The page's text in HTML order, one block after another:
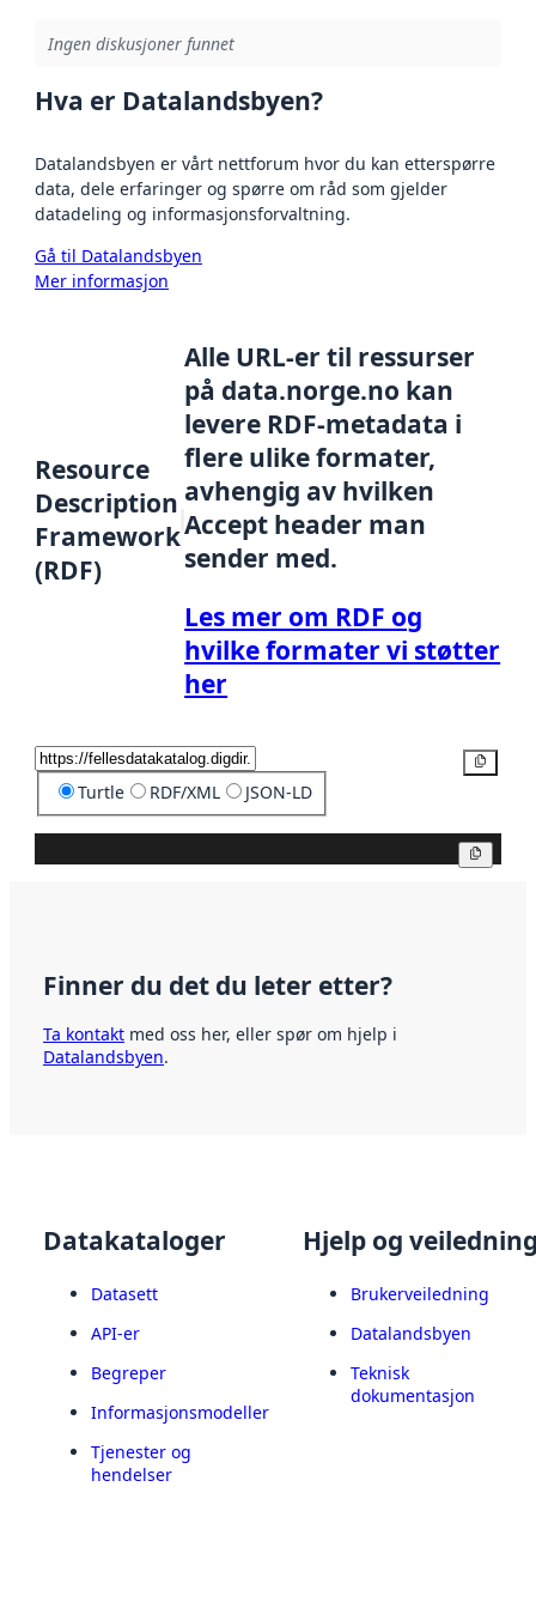
Ingen diskusjoner funnet
Hva er Datalandsbyen?
Datalandsbyen er vårt nettforum hvor du kan etterspørre
data, dele erfaringer og spørre om råd som gjelder
datadeling og informasjonsforvaltning.
Gå til Datalandsbyen
Mer informasjon
Resource
Description
Framework
(RDF)
Alle URL-er til ressurser
på data.norge.no kan
levere RDF-metadata i
flere ulike formater,
avhengig av hvilken
Accept header man
sender med.
Les mer om RDF og
hvilke formater vi støtter
her
Turtle RDF/XML JSON-LD
Finner du det du leter etter?
Ta kontakt med oss her, eller spør om hjelp i
Datalandsbyen.
Datakataloger
Datasett
API-er
Begreper
Informasjonsmodeller
Tjenester og
hendelser
Hjelp og
Brukerveiledning
Datalandsbyen
Teknisk
dokumentasjon